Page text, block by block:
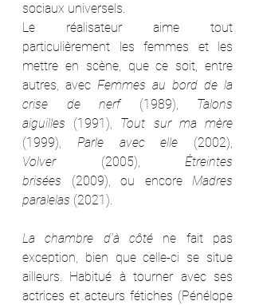
sociaux universels.
Le réalisateur aime tout
particulièrement les femmes et les
mettre en scène, que ce soit, entre
autres, avec Femmes au bord de la
crise de nerf (1989), Talons
aiguilles (1991), Tout sur ma mère
(1999), Parle avec elle
Volver (2005), Étreintes
brisées (2009), ou encore Madres
paralelas (2021).
La chambre d'à côté ne fait pas
exception, bien que celle-ci se situe
ailleurs. Habitué à tourner avec ses
actrices et acteurs fétiches (Pénélope